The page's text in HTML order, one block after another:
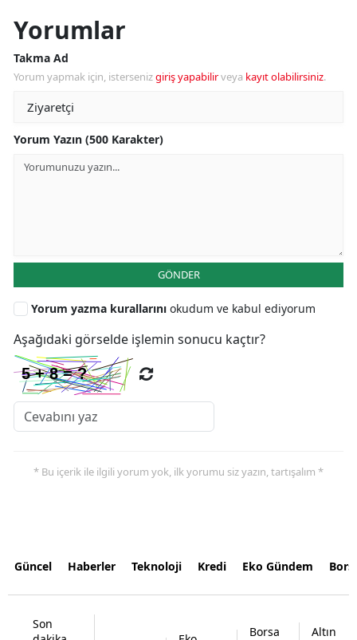
Yorumlar
Takma Ad
Yorum yapmak için, istersenizgiriş yapabilirveya kayıt olabilirsiniz.
Yorum Yazın (500 Karakter)
GÖNDER
Yorum yazma kurallarını okudum ve kabul ediyorum
Aşağıdaki görselde işlemin sonucu kaçtır?
* Bu içerik ile ilgili yorum yok, ilk yorumu siz yazın, tartışalım *
Güncel Haberler Teknoloji Kredi Eko Gündem
Son
Borsa
Altın